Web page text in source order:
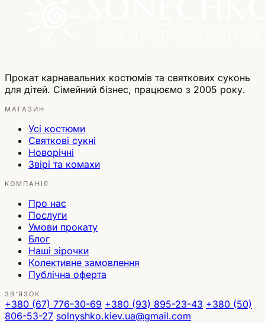
Прокат карнавальних костюмів та святкових суконь
для дітей. Сімейний бізнес, працюємо з 2005 року.
МАГАЗИН
Усі костюми
Святкові сукні
Новорічні
Звірі та комахи
КОМПАНІЯ
Про нас
Послуги
Умови прокату
Блог
Наші зірочки
Колективне замовлення
Публічна оферта
ЗВ'ЯЗОК
+380 (67) 776-30-69 +380 (93) 895-23-43 +380 (50)
806-53-27 solnyshko.kiev.ua@gmail.com